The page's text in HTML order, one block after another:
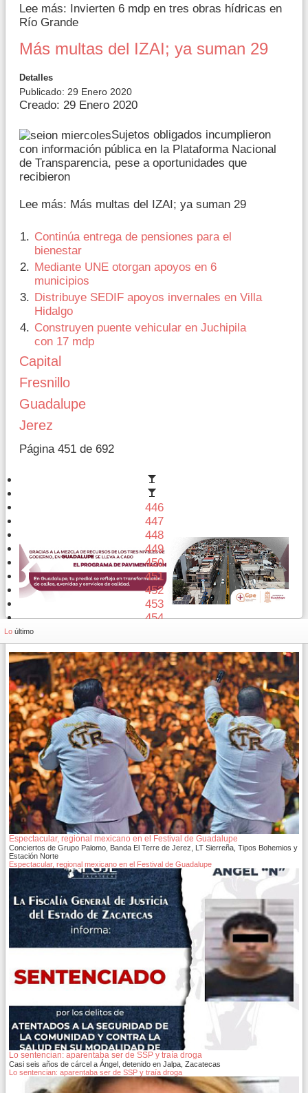
Lee más: Invierten 6 mdp en tres obras hídricas en
Río Grande
Más multas del IZAI; ya suman 29
Detalles
Publicado: 29 Enero 2020
Creado: 29 Enero 2020
Sujetos obligados incumplieron
con información pública en la Plataforma Nacional
de Transparencia, pese a oportunidades que
recibieron
Lee más: Más multas del IZAI; ya suman 29
Continúa entrega de pensiones para el
bienestar
Mediante UNE otorgan apoyos en 6
municipios
Distribuye SEDIF apoyos invernales en Villa
Hidalgo
Construyen puente vehicular en Juchipila
con 17 mdp
Capital
Fresnillo
Guadalupe
Jerez
Página 451 de 692
446
447
448
449
450
451
452
453
454
Lo último
Espectacular, regional mexicano en el Festival de Guadalupe
Conciertos de Grupo Palomo, Banda El Terre de Jerez, LT Sierreña, Tipos Bohemios y
Estación Norte
Espectacular, regional mexicano en el Festival de Guadalupe
Lo sentencian: aparentaba ser de SSP y traía droga
Casi seis años de cárcel a Ángel, detenido en Jalpa, Zacatecas
Lo sentencian: aparentaba ser de SSP y traía droga